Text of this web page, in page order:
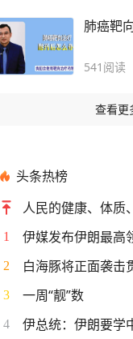
肺癌靶
541 阅读
查看更
头条热榜
人民的健康、体质
1 伊媒发布伊朗最高
2 白海豚将正面袭击
3 一周“靓”数
4 伊总统：伊朗要学